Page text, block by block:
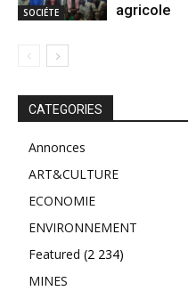
SOCIÉTE
agricole
CATEGORIES
Annonces
ART&CULTURE
ECONOMIE
ENVIRONNEMENT
Featured (2 234)
MINES